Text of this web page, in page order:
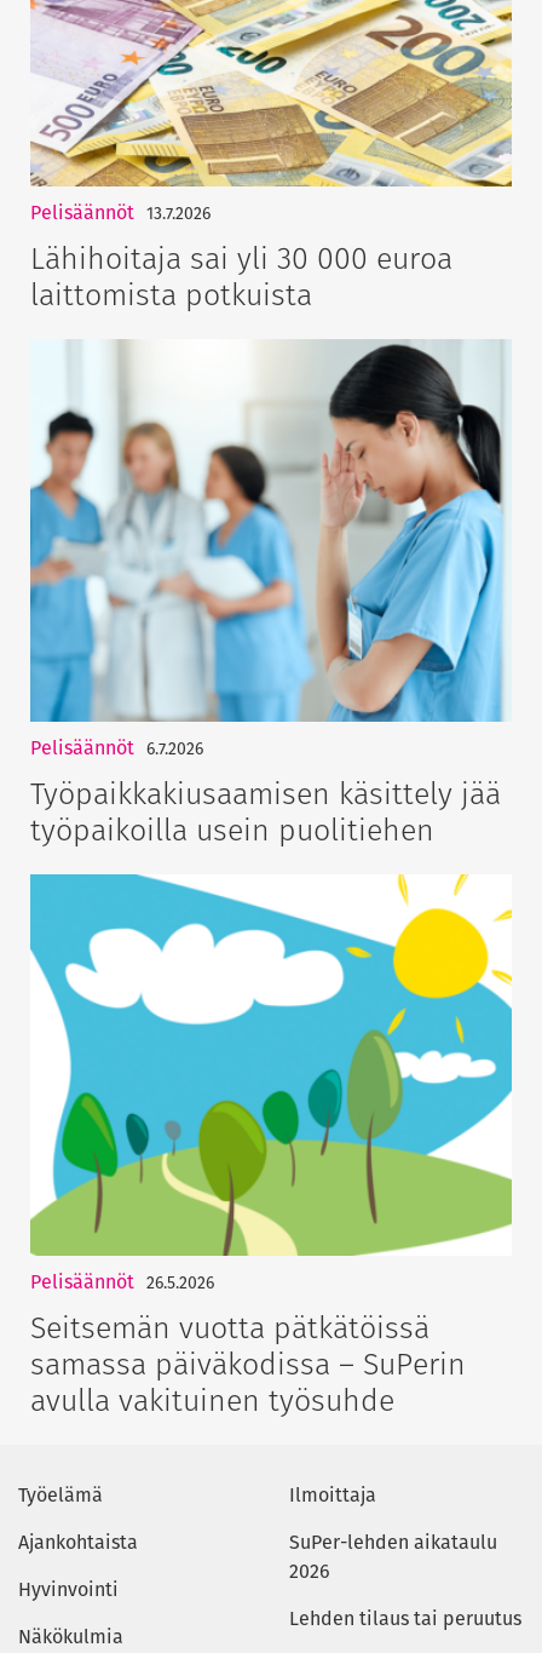
Pelisäännöt 13.7.2026
Lähihoitaja sai yli 30 000 euroa
laittomista potkuista
Pelisäännöt 6.7.2026
Työpaikkakiusaamisen käsittely jää
työpaikoilla usein puolitiehen
Pelisäännöt 26.5.2026
Seitsemän vuotta pätkätöissä
samassa päiväkodissa – SuPerin
avulla vakituinen työsuhde
Työelämä
Ajankohtaista
Hyvinvointi
Näkökulmia
Ilmoittaja
SuPer-lehden aikataulu
2026
Lehden tilaus tai peruutus